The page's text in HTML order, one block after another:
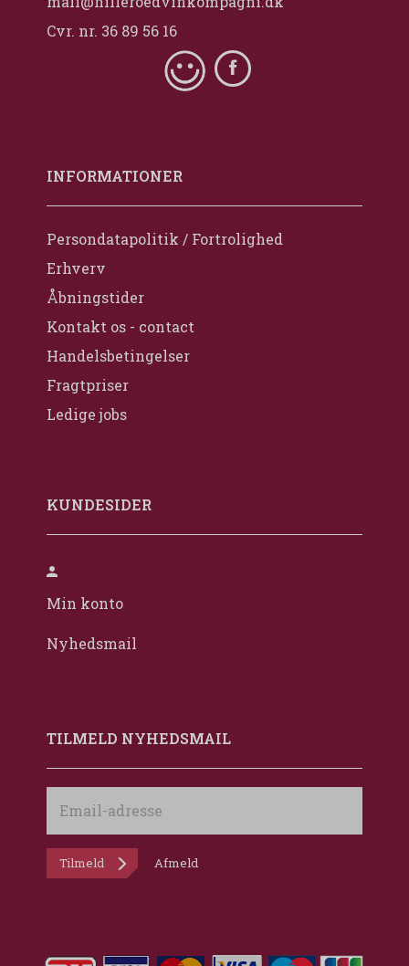
Cvr. nr. 36 89 56 16
INFORMATIONER
Persondatapolitik / Fortrolighed
Erhverv
Åbningstider
Kontakt os - contact
Handelsbetingelser
Fragtpriser
Ledige jobs
KUNDESIDER
Min konto
Nyhedsmail
TILMELD NYHEDSMAIL
adresse
Tilmeld Afmeld